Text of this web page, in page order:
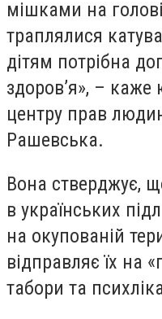
мішками на
траплялися
дітям потрібна
здоров’я», – каже
центру прав
Рашевська.
Вона стверджує,
в українських
на окупованій
відправляє їх на
табори та